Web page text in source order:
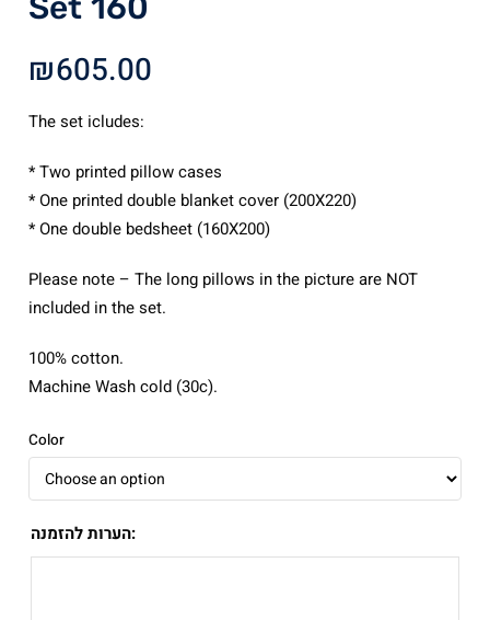
₪605.00
The set icludes:
* Two printed pillow cases
* One printed double blanket cover (200X220)
* One double bedsheet (160X200)
Please note – The long pillows in the picture are NOT
included in the set.
100% cotton.
Machine Wash cold (30c).
Color
הערות להזמנה: